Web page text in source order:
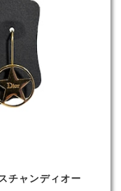
ャンディオー